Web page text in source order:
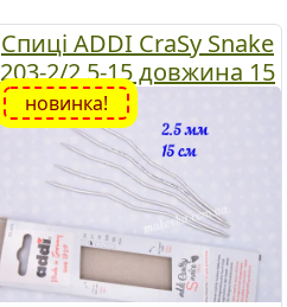
Спиці ADDI CraSy Snake
203-2/2,5-15 довжина 15
см, 5шт, №2,5 мм
новинка!